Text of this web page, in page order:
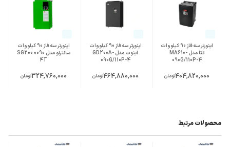
اینورتر سه فاز 90 کیلووات
تتا مدل MA610-
090G/110P-4
404,820,000تومان
اینورتر سه فاز 90 کیلووات
اینوت مدل GD200A-
090G/110P-4
464,880,000تومان
اینورتر سه فاز 90 کیلووات
سانترنو مدل SG200 0090
4T
324,760,000تومان
محصولات مرتبط